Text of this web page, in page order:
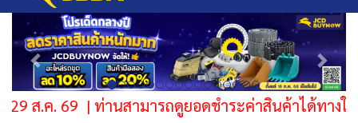
Previous Next
.ค. 69 | ท่านสามารถดูยอดชำระค่าสินค้าได้ทางใบแ